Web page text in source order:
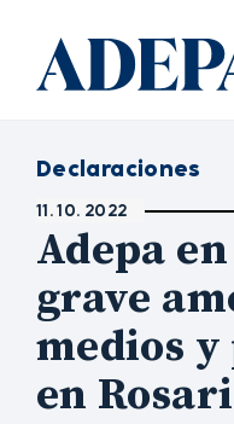
Declaraciones
11. 10. 2022
Adepa
grave
medios
en